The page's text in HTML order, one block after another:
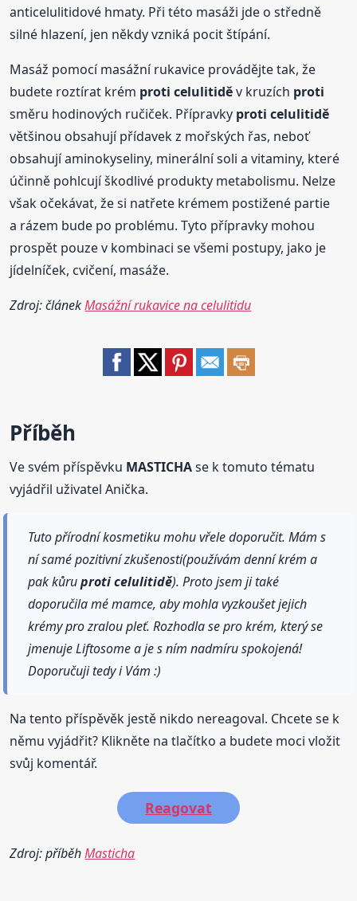
anticelulitidové hmaty. Při této masáži jde o středně
silné hlazení, jen někdy vzniká pocit štípání.
Masáž pomocí masážní rukavice provádějte tak, že
budete roztírat krém proti celulitiděv kruzích proti
směru hodinových ručiček. Přípravky proti celulitidě
většinou obsahují přídavek z mořských řas, neboť
obsahují aminokyseliny, minerální soli a vitaminy, které
účinně pohlcují škodlivé produkty metabolismu. Nelze
však očekávat, že si natřete krémem postižené partie
a rázem bude po problému. Tyto přípravky mohou
prospět pouze v kombinaci se všemi postupy, jako je
jídelníček, cvičení, masáže.
Zdroj: článekMasážní rukavice na celulitidu
Příběh
Ve svém příspěvku MASTICHAse k tomuto tématu
vyjádřil uživatel Anička.
Tuto přírodní kosmetiku mohu vřele doporučit. Mám s
ní samé pozitivní zkušenosti(používám denní krém a
pak kůruproti celulitidě). Proto jsem ji také
doporučila mé mamce, aby mohla vyzkoušet jejich
krémy pro zralou pleť. Rozhodla se pro krém, který se
jmenuje Liftosome a je s ním nadmíru spokojená!
Doporučuji tedy i Vám :)
Na tento příspěvěk jestě nikdo nereagoval. Chcete se k
němu vyjádřit? Klikněte na tlačítko a budete moci vložit
svůj komentář.
Reagovat
Zdroj: příběhMasticha